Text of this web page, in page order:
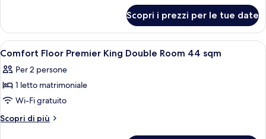
twin
room
building
standard
twin
Scopri i prezzi per le tue date
Apri
tutte
le
foto
per
Comfort
Una camera d'albergo con un letto,
1
Comfort Floor Premier King Double Room 44 sqm
Per 2 persone
1 letto matrimoniale
Wi-Fi gratuito
Scopri di più
Altri